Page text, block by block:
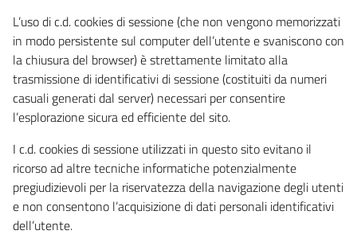
L’uso di c.d. cookies di sessione (che non vengono memorizzati
in modo persistente sul computer dell’utente e svaniscono con
la chiusura del browser) è strettamente limitato alla
trasmissione di identificativi di sessione (costituiti da numeri
casuali generati dal server) necessari per consentire
l’esplorazione sicura ed efficiente del sito.
I c.d. cookies di sessione utilizzati in questo sito evitano il
ricorso ad altre tecniche informatiche potenzialmente
pregiudizievoli per la riservatezza della navigazione degli utenti
e non consentono l’acquisizione di dati personali identificativi
dell’utente.